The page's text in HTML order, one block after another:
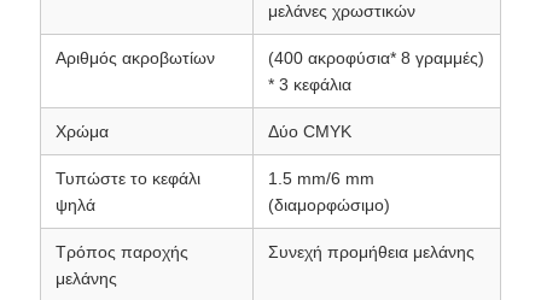
μελάνες χρωστικών
Αριθμός ακροβωτίων
(400 ακροφύσια* 8 γραμμές)
* 3 κεφάλια
Χρώμα Δύο CMYK
Τυπώστε το κεφάλι
ψηλά
1.5 mm/6 mm
(διαμορφώσιμο)
Τρόπος παροχής
μελάνης
Συνεχή προμήθεια μελάνης